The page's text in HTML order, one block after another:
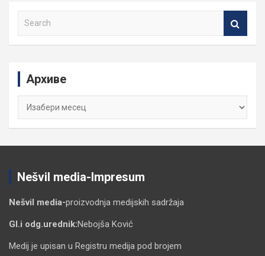
Архиве
Архиве
Nešvil media-Impresum
Nešvil media-proizvodnja medijskih sadržaja
Gl.i odg.urednik:Nebojša Ković
Medij je upisan u Registru medija pod brojem